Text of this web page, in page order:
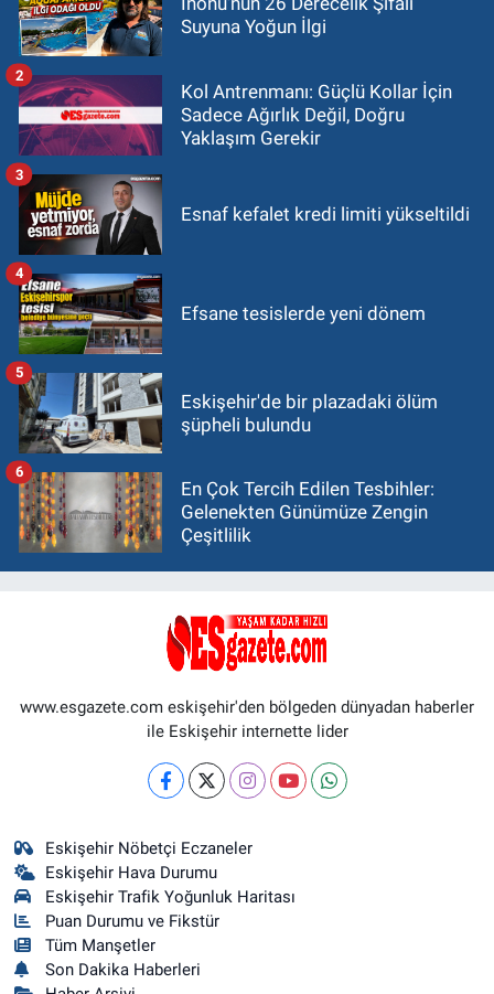
Suyuna Yoğun İlgi
Kol Antrenmanı: Güçlü Kollar İçin
Sadece Ağırlık Değil, Doğru
Yaklaşım Gerekir
2
Esnaf kefalet kredi limiti yükseltildi
3
Efsane tesislerde yeni dönem
4
Eskişehir'de bir plazadaki ölüm
şüpheli bulundu
5
En Çok Tercih Edilen Tesbihler:
Gelenekten Günümüze Zengin
Çeşitlilik
6
www.esgazete.com eskişehir'den bölgeden dünyadan haberler
ile Eskişehir internette lider
Eskişehir Nöbetçi Eczaneler
Eskişehir Hava Durumu
Eskişehir Trafik Yoğunluk Haritası
Puan Durumu ve Fikstür
Tüm Manşetler
Son Dakika Haberleri